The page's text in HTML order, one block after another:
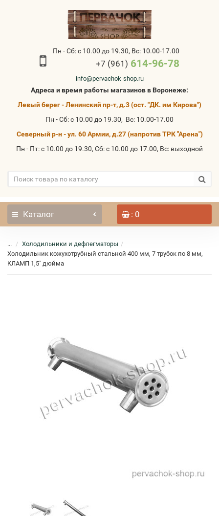
Пн - Сб: с 10.00 до 19.30, Вс: 10.00-17.00
+7 (961) 614-96-78
info@pervachok-shop.ru
Адреса и время работы магазинов в Воронеже:
Левый берег - Ленинский пр-т, д.3 (ост. "ДК. им Кирова")
Пн - Сб: с 10.00 до 19.30, Вс: 10.00-17.00
Северный р-н - ул. 60 Армии, д.27 (напротив ТРК "Арена")
Пн - Пт: с 10.00 до 19.30, Сб: с 10.00 до 17.00, Вс: выходной
Каталог : 0
...
Холодильники и дефлегматоры
Холодильник кожухотрубный стальной 400 мм, 7 трубок по 8 мм,
КЛАМП 1,5" дюйма